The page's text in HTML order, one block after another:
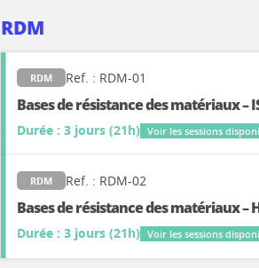
RDM
RDM Ref. : RDM-01
Bases de résistance des matériaux –
Durée : 3 jours (21h) Voir les sessions
RDM Ref. : RDM-02
Bases de résistance des matériaux –
Durée : 3 jours (21h) Voir les sessions